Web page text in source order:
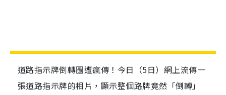
道路指示牌倒轉圖遭瘋傳！今日（5日）網上流傳一
張道路指示牌的相片，顯示整個路牌竟然「倒轉」